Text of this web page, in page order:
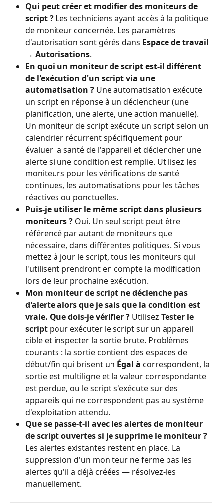
Qui peut créer et modifier des moniteurs de
script ? Les techniciens ayant accès à la politique
de moniteur concernée. Les paramètres
d'autorisation sont gérés dans Espace de travail
→ Autorisations.
En quoi un moniteur de script est-il différent
de l'exécution d'un script via une
automatisation ? Une automatisation exécute
un script en réponse à un déclencheur (une
planification, une alerte, une action manuelle).
Un moniteur de script exécute un script selon un
calendrier récurrent spécifiquement pour
évaluer la santé de l'appareil et déclencher une
alerte si une condition est remplie. Utilisez les
moniteurs pour les vérifications de santé
continues, les automatisations pour les tâches
réactives ou ponctuelles.
Puis-je utiliser le même script dans plusieurs
moniteurs ? Oui. Un seul script peut être
référencé par autant de moniteurs que
nécessaire, dans différentes politiques. Si vous
mettez à jour le script, tous les moniteurs qui
l'utilisent prendront en compte la modification
lors de leur prochaine exécution.
Mon moniteur de script ne déclenche pas
d'alerte alors que je sais que la condition est
vraie. Que dois-je vérifier ? Utilisez Tester le
script pour exécuter le script sur un appareil
cible et inspecter la sortie brute. Problèmes
courants : la sortie contient des espaces de
début/fin qui brisent un Égal à correspondent, la
sortie est multiligne et la valeur correspondante
est perdue, ou le script s'exécute sur des
appareils qui ne correspondent pas au système
d'exploitation attendu.
Que se passe-t-il avec les alertes de moniteur
de script ouvertes si je supprime le moniteur ?
Les alertes existantes restent en place. La
suppression d'un moniteur ne ferme pas les
alertes qu'il a déjà créées — résolvez-les
manuellement.